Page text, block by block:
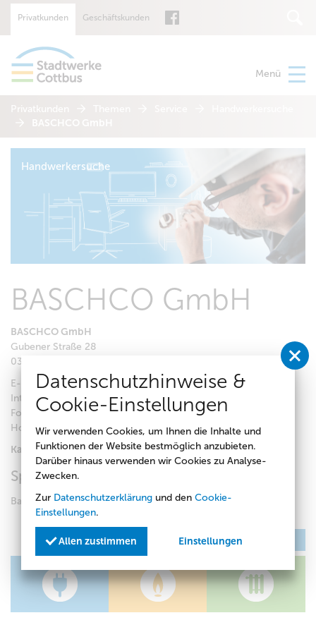
Suche
Privatkunden Geschäftskunden
Menü
Privatkunden
Handwerkersuche
BASCHCO GmbH
BASCHCO GmbH
Gubener Straße 28
03042 Cottbus
E-Mail:info@baschco.de
Internet: http://www.baschco.de/
Fon:
+49 (0) 355 - 711671
Hotline: +49 (0) 175 - 5746949
Kategorie(n):Schädlingsbekämpfung
Spezialisierung
Bautenschutz- & Schädlingsbekämpfung
Datenschutzhinweise &
Cookie-Einstellungen
Wir verwenden Cookies, um Ihnen die Inhalte und
Funktionen der Website bestmöglich anzubieten.
Darüber hinaus verwenden wir Cookies zu Analyse-
Zwecken.
Zur Datenschutzerklärung und den Cookie-
Einstellungen.
Allen zustimmen Einstellungen